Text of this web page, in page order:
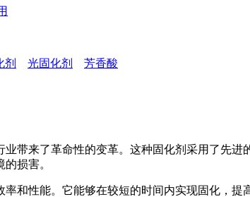
剂 光固化剂 芳香酸
带来了革命性的变革。这种固化剂采用了先
损害。
性能。它能够在较短的时间内实现固化，提